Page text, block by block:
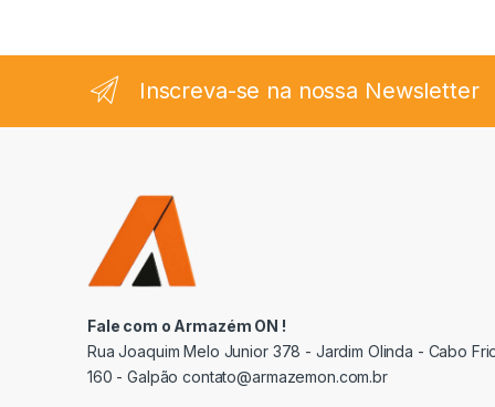
Inscreva-se na nossa Newsletter
Fale com o Armazém ON !
Rua Joaquim Melo Junior 378 - Jardim Olinda - Cabo
160 - Galpão contato@armazemon.com.br